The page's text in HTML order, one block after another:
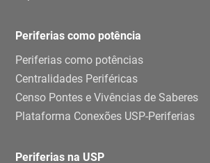
Periferias como potência
Periferias como potências
Centralidades Periféricas
Censo Pontes e Vivências de Saberes
Plataforma Conexões USP-Periferias
Periferias na USP